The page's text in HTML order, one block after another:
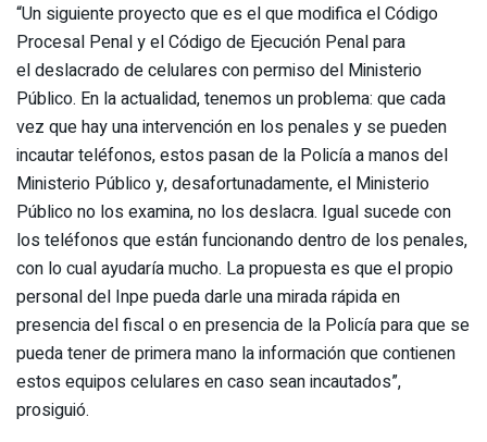
“Un siguiente proyecto que es el que modifica el Código
Procesal Penal y el Código de Ejecución Penal para
el deslacrado de celulares con permiso del Ministerio
Público. En la actualidad, tenemos un problema: que cada
vez que hay una intervención en los penales y se pueden
incautar teléfonos, estos pasan de la Policía a manos del
Ministerio Público y, desafortunadamente, el Ministerio
Público no los examina, no los deslacra. Igual sucede con
los teléfonos que están funcionando dentro de los penales,
con lo cual ayudaría mucho. La propuesta es que el propio
personal del Inpe pueda darle una mirada rápida en
presencia del fiscal o en presencia de la Policía para que se
pueda tener de primera mano la información que contienen
estos equipos celulares en caso sean incautados”,
prosiguió.